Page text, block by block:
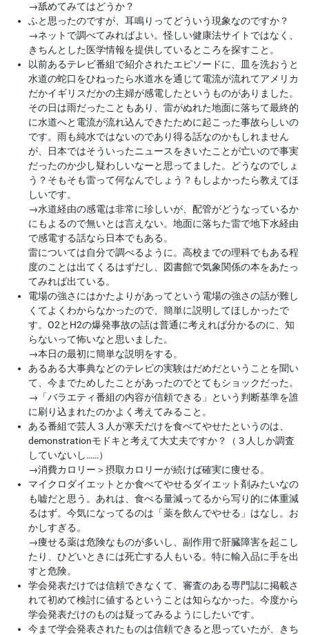
→舐めてみてはどうか？
ふと思ったのですが、耳鳴りってどういう現象なのですか？
→ネットで調べてみればよい。怪しい健康法サイトではなく、
きちんとした医学情報を提供しているところを探すこと。
以前あるテレビ番組で紹介されたエピソードに、皿を洗おうと
水道の蛇口をひねったら水道水を通じて電流が流れてアメリカ
だかイギリスだかの主婦が感電したというものがありました。
その日は雨だったこともあり、雷がぬれた地面に落ちて最終的
に水道へと電流が流れ込んできたために起こった事故らしいの
です。雨も純水ではないのであり得る話なのかもしれません
が、日本ではそういったニュースをきいたことが亡いので事実
だったのか少し疑わしいなーと思ってました。どうなのでしょ
う？そもそも雷って何なんでしょう？もしよかったら教えてほ
しいです。
→水道経由の感電は非常に珍しいが、配管がどうなっているか
にもよるので無いとは言えない。地面に落ちた雷で地下水経由
で感電する話なら日本でもある。
雷については自分で調べるように。高校までの理科でもある程
度のことは出てくるはずだし、図書館で気象関係の本をあたっ
てみれば出ている。
電場の強さにはかたよりがあってという電場の強さの話が難し
くてよくわからなかったので、簡単に説明してほしかったで
す。O2とH2の爆発事故の話は普通に考えれば分かるのに、知
らないって怖いなと思いました。
→本日の最初に簡単な説明をする。
あるある大事典などのテレビの実験はだめだということを聞い
て、今までためしたことがあったのでとてもショックだった。
→ 「バラエティ番組の内容が信頼できる」という判断基準を誰
に刷り込まれたのかよく考えてみること。
ある番組で芸人３人が寒天だけを食べてやせたというのは、
demonstrationモドキと考えて大丈夫ですか？（３人しか調査
していないし……）
→消費カロリー＞摂取カロリーが続けば確実に痩せる。
マイクロダイエットとか食べてやせるダイエット剤みたいなの
も嘘だと思う。あれは、食べる量減ってるから写り的に体重減
るはず。今気になってるのは「薬を飲んでやせる」はなし。お
かしすぎる。
→痩せる薬は危険なものが多いし、副作用で肝臓障害を起こし
たり、ひどいときには死亡する人もいる。特に輸入品に手を出
すと危険。
学会発表だけでは信頼できなくて、審査のある専門誌に掲載さ
れて初めて検討に値するということは知らなかった。今度から
学会発表だけのものは疑ってみるようにしたいです。
今まで学会発表されたものは信頼できると思っていたが、きち